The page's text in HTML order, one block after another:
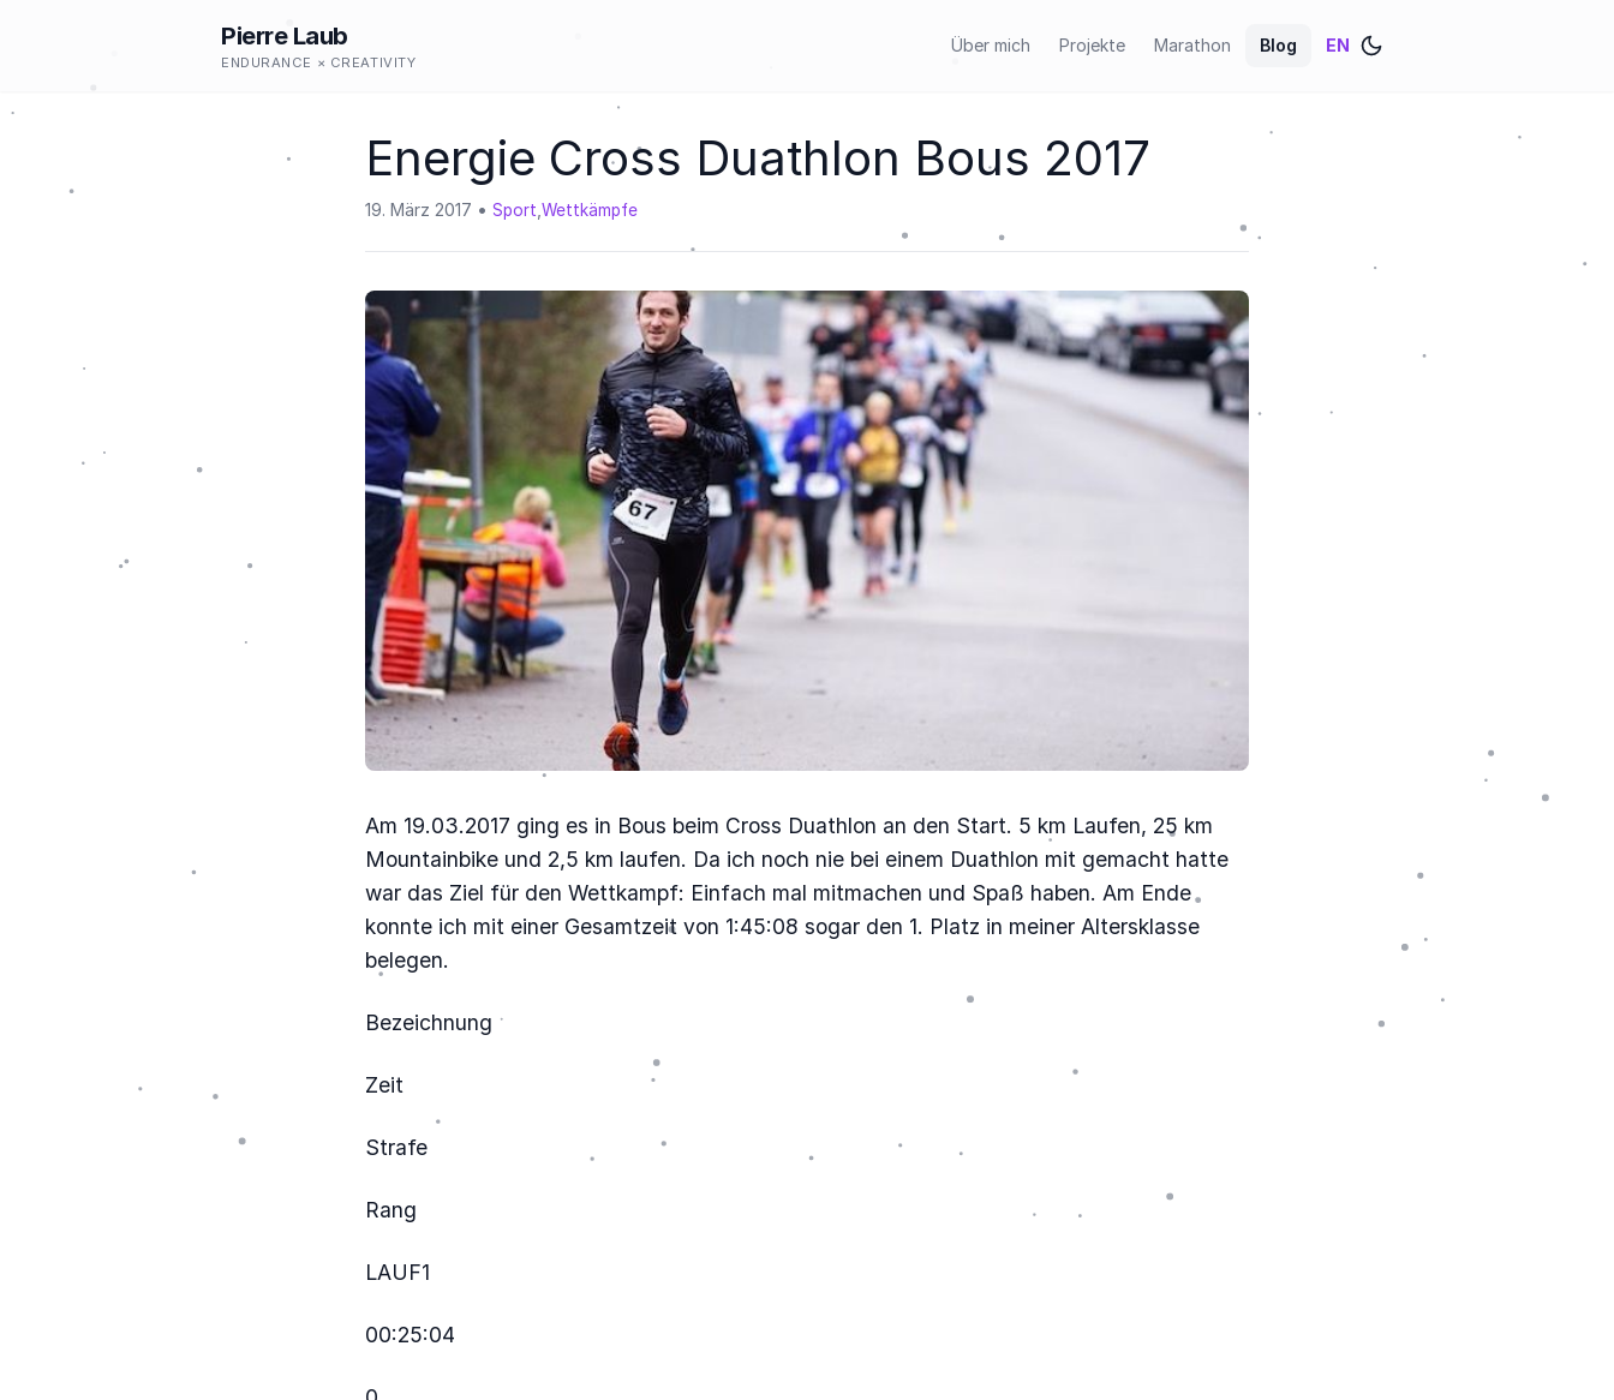
Pierre Laub
ENDURANCE × CREATIVITY
Über mich Projekte Marathon Blog EN
Energie Cross Duathlon Bous 2017
19. März 2017 Sport Wettkämpfe
Am 19.03.2017 ging es in Bous beim Cross Duathlon an den Start. 5 km Laufen, 25 km
Mountainbike und 2,5 km laufen. Da ich noch nie bei einem Duathlon mit gemacht hatte
war das Ziel für den Wettkampf: Einfach mal mitmachen und Spaß haben. Am Ende
konnte ich mit einer Gesamtzeit von 1:45:08 sogar den 1. Platz in meiner Altersklasse
belegen.
Bezeichnung
Zeit
Strafe
Rang
LAUF1
00:25:04